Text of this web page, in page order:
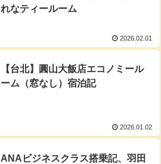
れなティールーム
2026.02.01
【台北】圓山大飯店エコノミール
ーム（窓なし）宿泊記
2026.01.02
ANAビジネスクラス搭乗記、羽田